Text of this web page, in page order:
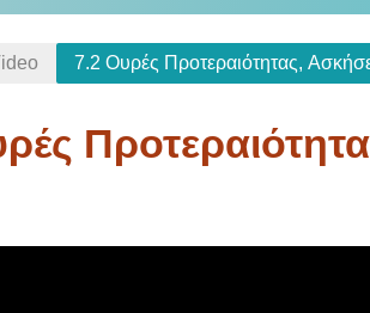
7.2 Ουρές Προτεραιότητας,